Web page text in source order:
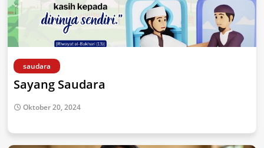
saudara
Sayang Saudara
Oktober 20, 2024